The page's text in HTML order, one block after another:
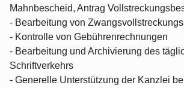
Mahnbescheid, Antrag
- Bearbeitung von
- Kontrolle von Gebührenrechnungen
- Bearbeitung und Archivierung des
Schriftverkehrs
- Generelle Unterstützung der Kanzlei